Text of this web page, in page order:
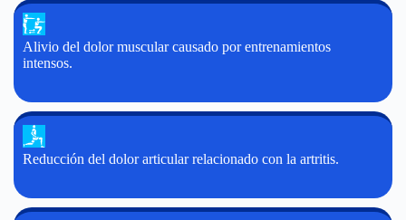
Alivio del dolor muscular causado por entrenamientos
intensos.
Reducción del dolor articular relacionado con la artritis.